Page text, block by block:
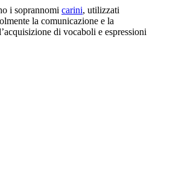
i soprannomi carini, utilizzati
la comunicazione e la
di vocaboli e espressioni